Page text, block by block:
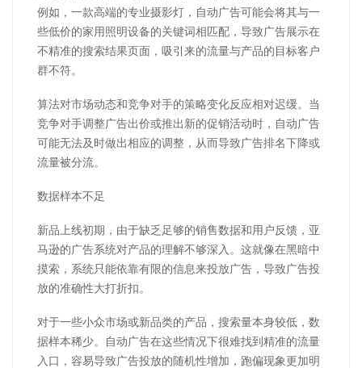
例如，一款高端的专业摄影灯，自动广告可能会将其与一
些低价的家用照明设备的关键词相匹配，导致广告展示在
不精准的搜索结果页面，吸引来的流量与产品的目标客户
群不符。
算法对市场动态和竞争对手的策略变化反应相对迟缓。当
竞争对手调整广告出价或推出新的促销活动时，自动广告
可能无法及时做出相应的调整，从而导致广告排名下降或
流量被分流。
数据样本不足
新品上线初期，由于缺乏足够的销售数据和用户反馈，亚
马逊的广告系统对产品的理解不够深入。这就像在黑暗中
摸索，系统只能依靠有限的信息来投放广告，导致广告投
放的准确性大打折扣。
对于一些小众市场或新品类的产品，搜索量本身较低，数
据样本稀少。自动广告在这些情况下很难找到精准的流量
入口，容易导致广告投放的随机性增加，跑偏现象更加明